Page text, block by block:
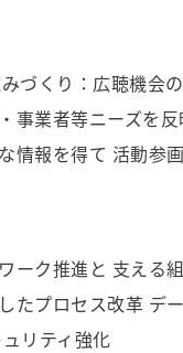
づくり：広聴機会
事業者等ニーズを
情報を得て 活動参
ク推進と 支える
たプロセス改革 デ
リティ強化